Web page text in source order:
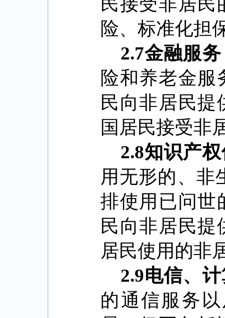
险、标准化担
2.7金融服务
险和养老金服
民向非居民
国居民接受非
2.8知识产
用无形的、非
排使用已问世
民向非居民
居民使用的非
2.9电信、
的通信服务